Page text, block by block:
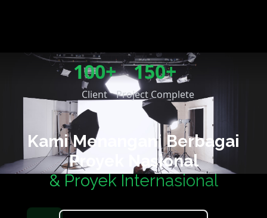
100+
Client
150+
Project Complete
Kami Menangani Berbagai
Proyek Nasional
& Proyek Internasional